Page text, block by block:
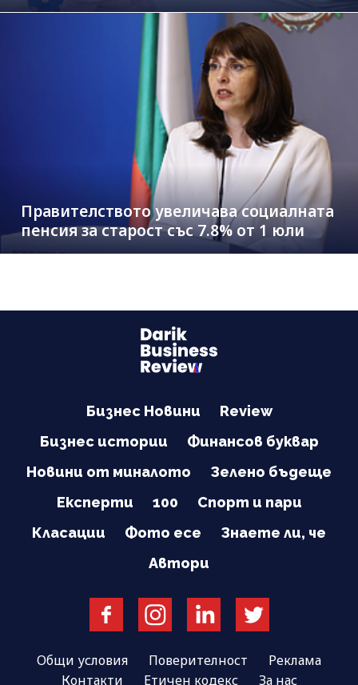
Правителството увеличава социалната
пенсия за старост със 7.8% от 1 юли
Бизнес Новини
Review
Бизнес истории
Финансов буквар
Новини от миналото
Зелено бъдеще
Експерти
100
Спорт и пари
Класации
Фото есе
Знаете ли, че
Автори
Общи условия Поверителност
Реклама
Контакти
Етичен кодекс За нас